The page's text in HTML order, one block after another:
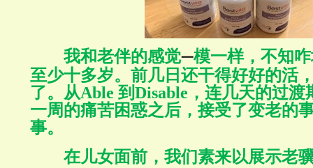
我和老伴的感觉一模一样，不知
至少十多岁。前几日还干得好好的活
了。从Able 到Disable ，连几天的过
一周的痛苦困惑之后，接受了变老的
事。
在儿女面前，我们素来以展示老